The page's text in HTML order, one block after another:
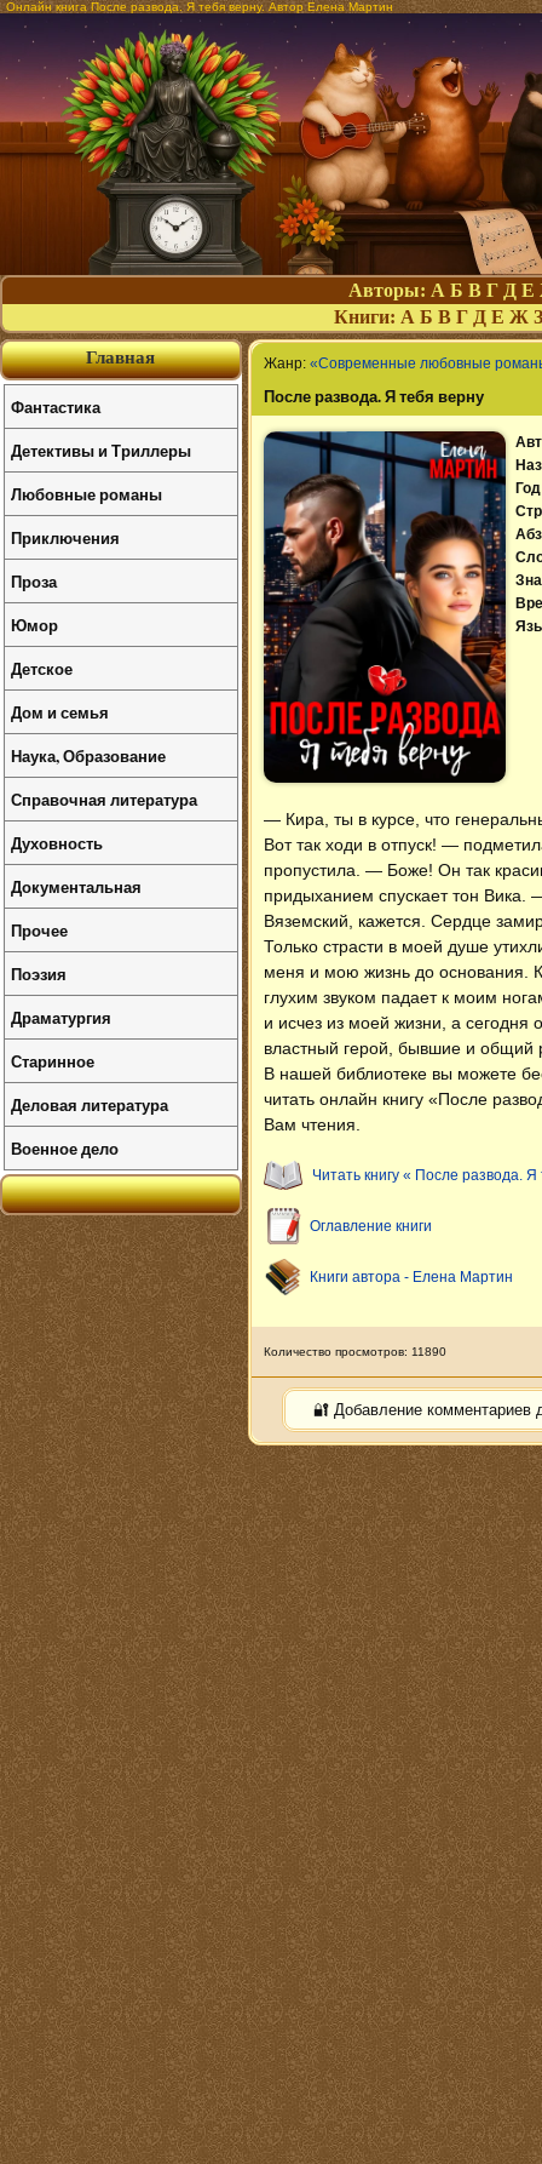
Онлайн книга После развода. Я тебя верну. Автор Елена Мартин
Авторы: А Б В Г Д Е
Книги: А Б В Г Д Е Ж З
Жанр: «Современные любовные
После развода. Я тебя верну
— Кира, ты в курсе, что
Вот так ходи в отпуск! —
пропустила. — Боже! Он так
придыханием спускает тон
Вяземский, кажется. Сердце
Только страсти в моей душе
меня и мою жизнь до основания.
глухим звуком падает к моим
и исчез из моей жизни, а сегодня
властный герой, бывшие и общий
В нашей библиотеке вы можете
читать онлайн книгу «После
Вам чтения.
Читать книгу « После развода. Я
Оглавление книги
Книги автора - Елена Мартин
Количество просмотров: 11890
🔐 Добавление комментариев
Главная
Фантастика
Детективы и Триллеры
Любовные романы
Приключения
Проза
Юмор
Детское
Дом и семья
Наука, Образование
Справочная литература
Духовность
Документальная
Прочее
Поэзия
Драматургия
Старинное
Деловая литература
Военное дело